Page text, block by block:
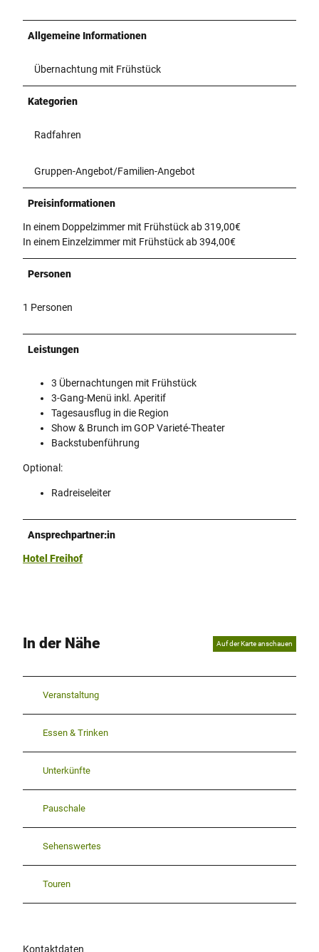
Allgemeine Informationen
Übernachtung mit Frühstück
Kategorien
Radfahren
Gruppen-Angebot/Familien-Angebot
Preisinformationen
In einem Doppelzimmer mit Frühstück ab 319,00€
In einem Einzelzimmer mit Frühstück ab 394,00€
Personen
1 Personen
Leistungen
3 Übernachtungen mit Frühstück
3-Gang-Menü inkl. Aperitif
Tagesausflug in die Region
Show & Brunch im GOP Varieté-Theater
Backstubenführung
Optional:
Radreiseleiter
Ansprechpartner:in
Hotel Freihof
In der Nähe Auf der Karte anschauen
Veranstaltung
Essen & Trinken
Unterkünfte
Pauschale
Sehenswertes
Touren
Kontaktdaten